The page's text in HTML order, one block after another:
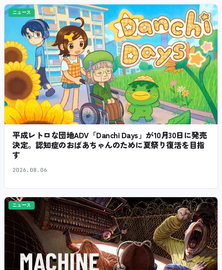
ニュース
平成レトロな団地ADV「Danchi Days」が10月30日に発売
決定。認知症のおばあちゃんのために夏祭り復活を目指
す
2026.08.06
ニュース